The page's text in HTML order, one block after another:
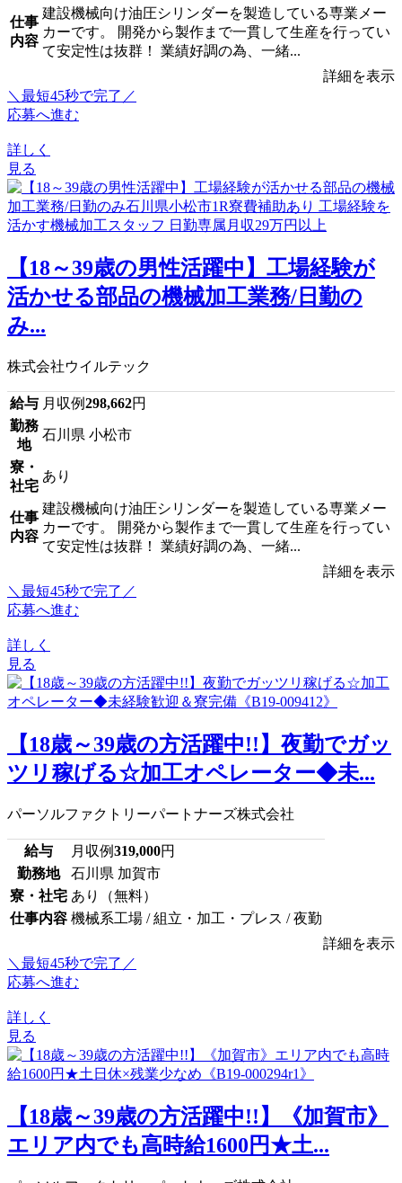
仕事
内容
建設機械向け油圧シリンダーを製造している専業メー
カーです。 開発から製作まで一貫して生産を行ってい
て安定性は抜群！ 業績好調の為、一緒...
詳細を表示
＼最短45秒で完了／
応募へ進む
詳しく
見る
【18～39歳の男性活躍中】工場経験が
活かせる部品の機械加工業務/日勤の
み...
株式会社ウイルテック
給与 月収例298,662円
勤務
地
石川県 小松市
寮・
社宅
あり
仕事
内容
建設機械向け油圧シリンダーを製造している専業メー
カーです。 開発から製作まで一貫して生産を行ってい
て安定性は抜群！ 業績好調の為、一緒...
詳細を表示
＼最短45秒で完了／
応募へ進む
詳しく
見る
【18歳～39歳の方活躍中!!】夜勤でガッ
ツリ稼げる☆加工オペレーター◆未...
パーソルファクトリーパートナーズ株式会社
給与 月収例319,000円
勤務地
石川県 加賀市
寮・社宅 あり（無料）
仕事内容 機械系工場 / 組立・加工・プレス / 夜勤
詳細を表示
＼最短45秒で完了／
応募へ進む
詳しく
見る
【18歳～39歳の方活躍中!!】《加賀市》
エリア内でも高時給1600円★土...